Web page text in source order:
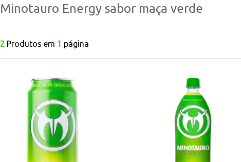
Minotauro Energy sabor maça verde
2 Produtos em 1 página